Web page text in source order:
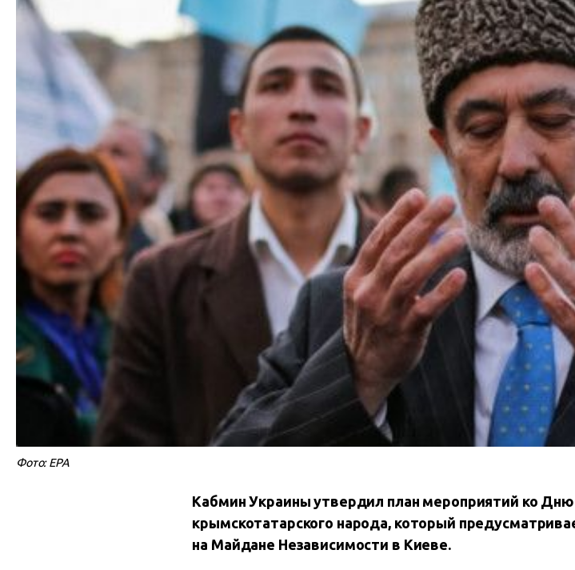
Фото: EPA
Кабмин Украины утвердил план мероприятий ко
крымскотатарского народа, который
на Майдане Независимости в Киеве.